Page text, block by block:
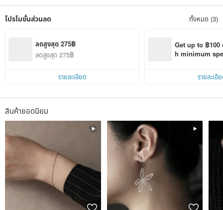
โปรโมชั่นส่วนลด ทั้งหมด (3)
ลดสูงสุด 275฿
ลดสูงสุด 275฿
รายละเอียด
Get up to ฿
h minimum
รายละเอี
สินค้ายอดนิยม